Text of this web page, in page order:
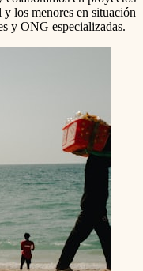
los menores en situación
y ONG especializadas.